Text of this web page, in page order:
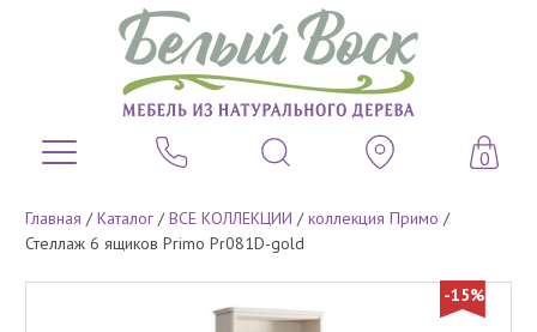
0
Главная /Каталог /ВСЕ КОЛЛЕКЦИИ /коллекция Примо /
Стеллаж 6 ящиков Primo Pr081D-gold
-15%